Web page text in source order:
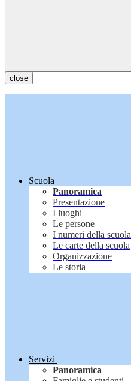
close
Scuola
Panoramica
Presentazione
I luoghi
Le persone
I numeri della scuola
Le carte della scuola
Organizzazione
Le storia
Servizi
Panoramica